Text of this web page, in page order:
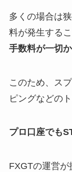
多くの場合は
料が発生する
手数料が一切
このため、ス
ピングなどの
プロ口座でも
FXGTの運営